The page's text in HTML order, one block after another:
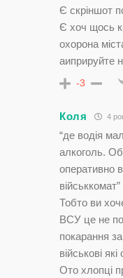
Є скріншот
Є хоч щось
охорона
аиприруйте
-3
Коля 4
“де водія
алкоголь.
оперативно
військкомат”
Тобто ви
ВСУ це не
покарання
військові
Ото хлопці